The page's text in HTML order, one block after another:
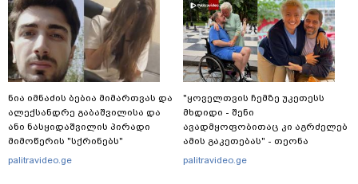
ნია იმნაძის ბებია მიმართვას და
ალექსანდრე გაბაშვილისა და
ანი ნასყიდაშვილის პირადი
მიმოწერის "სქრინებს"
ავრცელებს
palitravideo.ge
"ყოველთვის ჩემზე უკეთესს
მხდიდი - შენი
ავადმყოფობითაც კი აგრძელებ
ამის გაკეთებას" - თეონა
კონტრიძე მეუღლეს ემოციურ
palitravideo.ge